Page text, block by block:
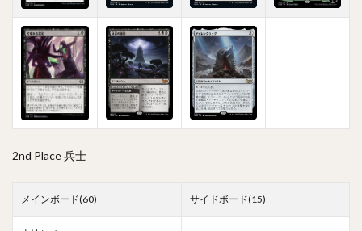
2nd Place 兵士
メインボード(60) サイドボード(15)